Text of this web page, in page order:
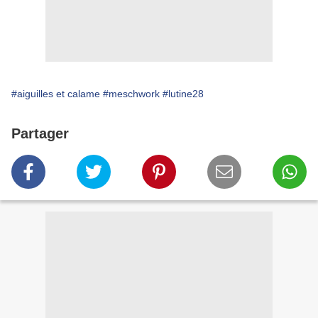
#aiguilles et calame #meschwork #lutine28
Partager